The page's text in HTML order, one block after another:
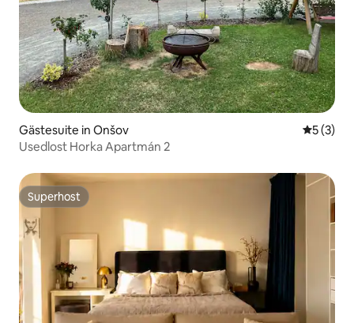
Gästesuite in Onšov
5 (3)
Usedlost Horka Apartmán 2
Superhost
Superhost